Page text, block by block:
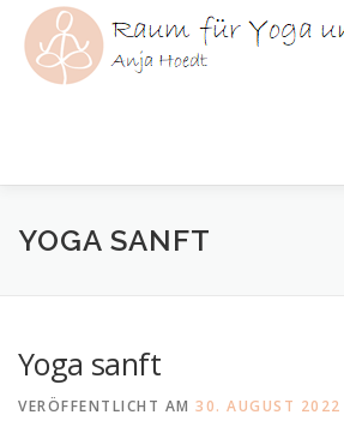
Inhalt
springen
HOME YOGA
YOGA SANFT
Yoga sanft
VERÖFFENTLICHT AM 30. AUGUST 2022